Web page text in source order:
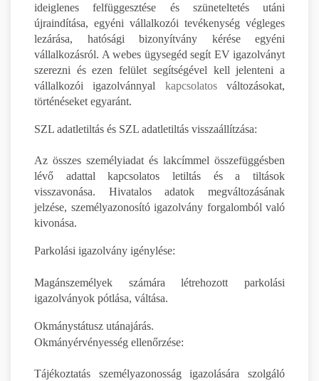
ideiglenes felfüggesztése és szüneteltetés utáni
újraindítása, egyéni vállalkozói tevékenység végleges
lezárása, hatósági bizonyítvány kérése egyéni
vállalkozásról. A webes ügysegéd segít EV igazolványt
szerezni és ezen felület segítségével kell jelenteni a
vállalkozói igazolvánnyal kapcsolatosváltozásokat,
történéseket egyaránt.
SZL adatletiltás és SZL adatletiltás visszaállítzása:
Az összes személyiadat és lakcímmel összefüggésben
lévő adattal kapcsolatos letiltás és a tiltások
visszavonása. Hivatalos adatok megváltozásának
jelzése, személyazonosító igazolvány forgalomból való
kivonása.
Parkolási igazolvány igénylése:
Magánszemélyek számára létrehozott parkolási
igazolványok pótlása, váltása.
Okmánystátusz utánajárás.
Okmányérvényesség ellenőrzése:
Tájékoztatás személyazonosság igazolására szolgáló